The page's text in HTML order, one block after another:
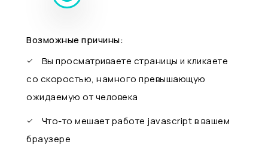
Возможные причины:
Вы просматриваете страницы и кликаете
со скоростью, намного превышающую
ожидаемую от человека
Что-то мешает работе javascript в вашем
браузере